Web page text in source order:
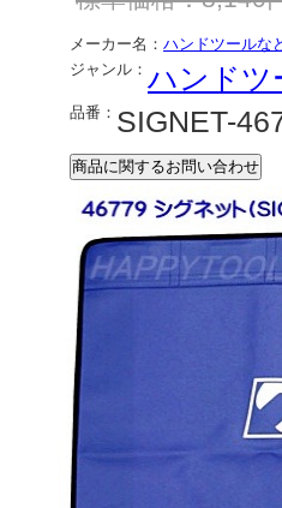
メーカー名： ハンドツールな
ジャンル： ハンドツ
品番： SIGNET-